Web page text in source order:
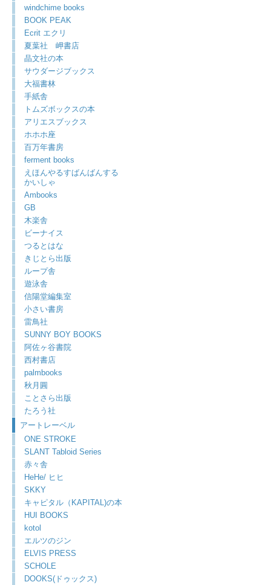
windchime books
BOOK PEAK
Ecrit エクリ
夏葉社 岬書店
晶文社の本
サウダージブックス
大福書林
手紙舎
トムズボックスの本
アリエスブックス
ホホホ座
百万年書房
ferment books
えほんやるすばんばんする
かいしゃ
Ambooks
GB
木楽舎
ビーナイス
つるとはな
きじとら出版
ループ舎
遊泳舎
信陽堂編集室
小さい書房
雷鳥社
SUNNY BOY BOOKS
阿佐ヶ谷書院
西村書店
palmbooks
秋月圓
ことさら出版
たろう社
アートレーベル
ONE STROKE
SLANT Tabloid Series
赤々舎
HeHe/ ヒヒ
SKKY
キャピタル（KAPITAL)の本
HUI BOOKS
kotol
エルツのジン
ELVIS PRESS
SCHOLE
DOOKS(ドゥックス)